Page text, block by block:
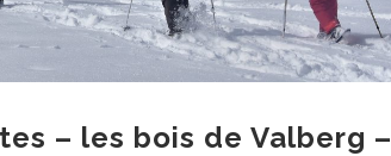
– les bois de Valberg –